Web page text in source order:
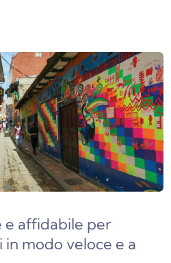
e affidabile per
modo veloce e a